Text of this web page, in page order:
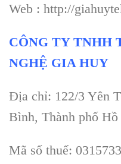
Web : http://
CÔNG TY TNHH
NGHỆ GIA HUY
Địa chỉ: 122/3 Yên
Bình, Thành phố
Mã số thuế: